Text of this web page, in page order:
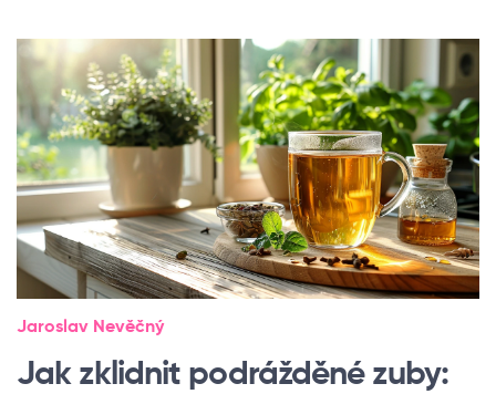
Jaroslav Nevěčný
Jak zklidnit podrážděné zuby: